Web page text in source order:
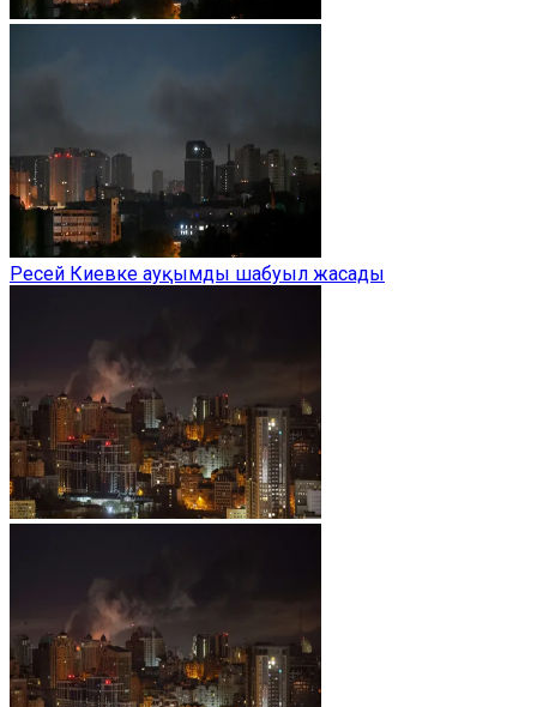
Ресей Киевке ауқымды шабуыл жасады